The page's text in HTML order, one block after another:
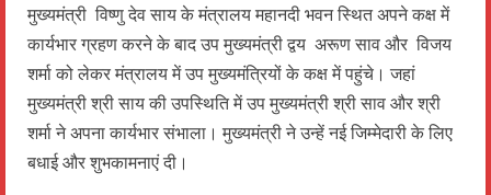
मुख्यमंत्री विष्णु देव साय के मंत्रालय महानदी भवन स्थित अपने कक्ष में
कार्यभार ग्रहण करने के बाद उप मुख्यमंत्री द्वय अरूण साव और विजय
शर्मा को लेकर मंत्रालय में उप मुख्यमंत्रियों के कक्ष में पहुंचे। जहां
मुख्यमंत्री श्री साय की उपस्थिति में उप मुख्यमंत्री श्री साव और श्री
शर्मा ने अपना कार्यभार संभाला। मुख्यमंत्री ने उन्हें नई जिम्मेदारी के लिए
बधाई और शुभकामनाएं दी।